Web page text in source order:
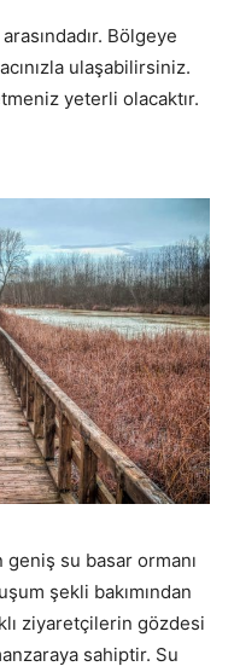
Bölgeye
ulaşabilirsiniz.
yeterli olacaktır.
su basar ormanı
şekli bakımından
ziyaretçilerin gözdesi
sahiptir. Su